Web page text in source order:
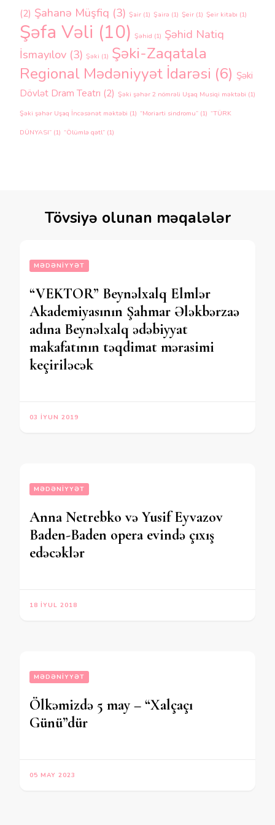
(2) Şahanə Müşfiq (3) Şair (1) Şairə (1) Şeir (1) Şeir kitabı (1)
Şəfa Vəli (10) Şəhid (1) Şəhid Natiq
İsmayılov (3) Şəki (1) Şəki-Zaqatala
Regional Mədəniyyət İdarəsi (6) Şəki
Dövlət Dram Teatrı (2) Şəki şəhər 2 nömrəli Uşaq Musiqi məktəbi (1)
Şəki şəhər Uşaq İncəsənət məktəbi (1) “Moriarti sindromu” (1) “TÜRK
DÜNYASI” (1) “Ölümlə qətl” (1)
Tövsiyə olunan məqalələr
MƏDƏNIYYƏT
“VEKTOR” Beynəlxalq Elmlər
Akademiyasının Şahmar Ələkbərzaə
adına Beynəlxalq ədəbiyyat
makafatının təqdimat mərasimi
keçiriləcək
03 İYUN 2019
MƏDƏNIYYƏT
Anna Netrebko və Yusif Eyvazov
Baden-Baden opera evində çıxış
edəcəklər
18 İYUL 2018
MƏDƏNIYYƏT
Ölkəmizdə 5 may – “Xalçaçı
Günü”dür
05 MAY 2023